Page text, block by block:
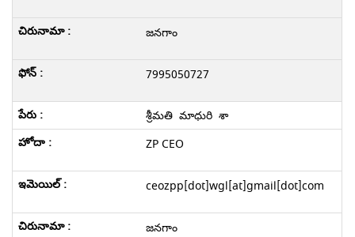
జనగాం
7995050727
శ్రీమతి మాధురి శా
ZP CEO
ceozpp[dot]wgl[at]gmail[dot]com
జనగాం